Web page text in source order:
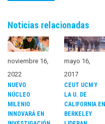
Noticias relacionadas
noviembre 16,
2022
NUEVO
NÚCLEO
MILENIO
INNOVARÁ EN
mayo 16,
2017
CEUT UCM Y
LA U. DE
CALIFORNIA EN
BERKELEY